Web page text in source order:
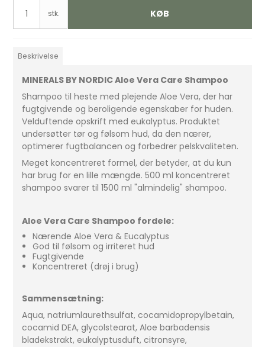
stk. KØB
Beskrivelse
MINERALS BY NORDIC Aloe Vera Care Shampoo
Shampoo til heste med plejende Aloe Vera, der har
fugtgivende og beroligende egenskaber for huden.
Velduftende opskrift med eukalyptus. Produktet
undersøtter tør og følsom hud, da den nærer,
optimerer fugtbalancen og forbedrer pelskvaliteten.
Meget koncentreret formel, der betyder, at du kun
har brug for en lille mængde. 500 ml koncentreret
shampoo svarer til 1500 ml "almindelig" shampoo.
Aloe Vera Care Shampoo fordele:
Nærende Aloe Vera & Eucalyptus
God til følsom og irriteret hud
Fugtgivende
Koncentreret (drøj i brug)
Sammensætning:
Aqua, natriumlaurethsulfat, cocamidopropylbetain,
cocamid DEA, glycolstearat, Aloe barbadensis
bladekstrakt, eukalyptusduft, citronsyre,